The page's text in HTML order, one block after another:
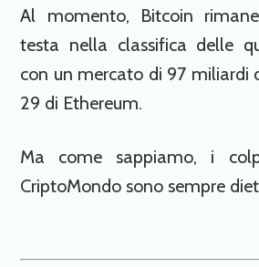
Al momento, Bitcoin
testa nella classifica delle
con un mercato di 97 miliardi
29 di Ethereum.
Ma come sappiamo, i
CriptoMondo sono sempre